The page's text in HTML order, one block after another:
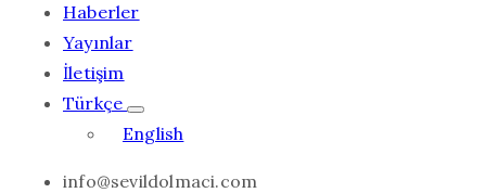
Haberler
Yayınlar
İletişim
Türkçe
English
info@sevildolmaci.com